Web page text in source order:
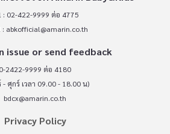
: 02-422-9999 ต่อ 4775
: abkofficial@amarin.co.th
issue or send feedback
0-2422-9999 ต่อ 4180
- ศุกร์ เวลา 09.00 - 18.00 น)
bdcx@amarin.co.th
Privacy Policy